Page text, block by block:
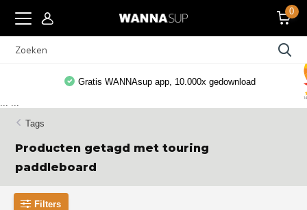
0
Gratis WANNAsup app, 10.000x gedownload
Tags
Producten getagd met touring
paddleboard
Filters
... ...